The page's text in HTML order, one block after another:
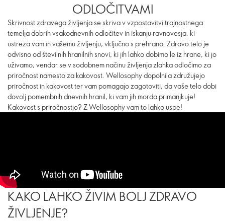
ODLOČITVAMI
Skrivnost zdravega življenja se skriva v vzpostavitvi trajnostnega
temelja dobrih vsakodnevnih odločitev in iskanju ravnovesja, ki
ustreza vam in vašemu življenju, vključno s prehrano. Zdravo telo je
odvisno od številnih hranilnih snovi, ki jih lahko dobimo le iz hrane, ki jo
uživamo, vendar se v sodobnem načinu življenja zlahka odločimo za
priročnost namesto za kakovost. Wellosophy dopolnila združujejo
priročnost in kakovost ter vam pomagajo zagotoviti, da vaše telo dobi
dovolj pomembnih dnevnih hranil, ki vam jih morda primanjkuje!
Kakovost s priročnostjo? Z Wellosophy vam to lahko uspe!
KAKO LAHKO ŽIVIM BOLJ ZDRAVO
ŽIVLJENJE?